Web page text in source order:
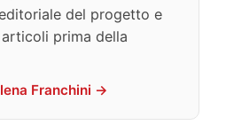
del progetto e
prima della
Franchini →